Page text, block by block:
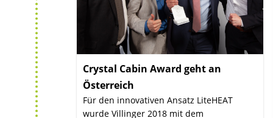
Crystal Cabin Award geht an
Österreich
Für den innovativen Ansatz LiteHEAT
wurde Villinger 2018 mit dem